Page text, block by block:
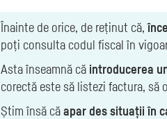
Înainte de orice, de reținut că,
poți consulta codul fiscal în
Asta înseamnă că introducerea
corectă este să listezi factura, să
Știm însă căapar des situații în